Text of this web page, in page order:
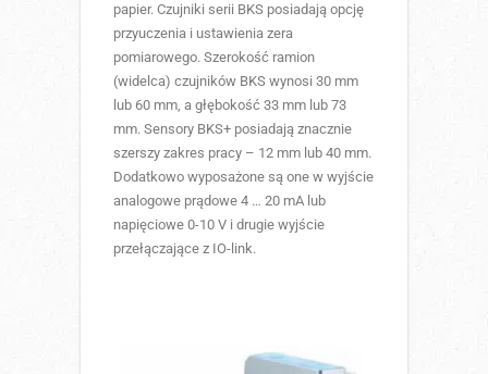
papier. Czujniki serii BKS posiadają opcję
przyuczenia i ustawienia zera
pomiarowego. Szerokość ramion
(widelca) czujników BKS wynosi 30 mm
lub 60 mm, a głębokość 33 mm lub 73
mm. Sensory BKS+ posiadają znacznie
szerszy zakres pracy – 12 mm lub 40 mm.
Dodatkowo wyposażone są one w wyjście
analogowe prądowe 4 … 20 mA lub
napięciowe 0-10 V i drugie wyjście
przełączające z IO-link.